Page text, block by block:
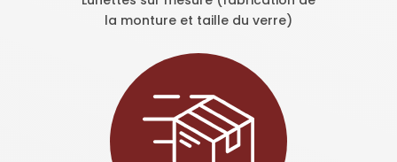
la monture et taille du verre)